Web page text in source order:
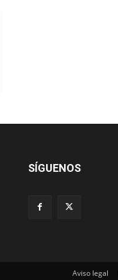
SÍGUENOS
Aviso legal